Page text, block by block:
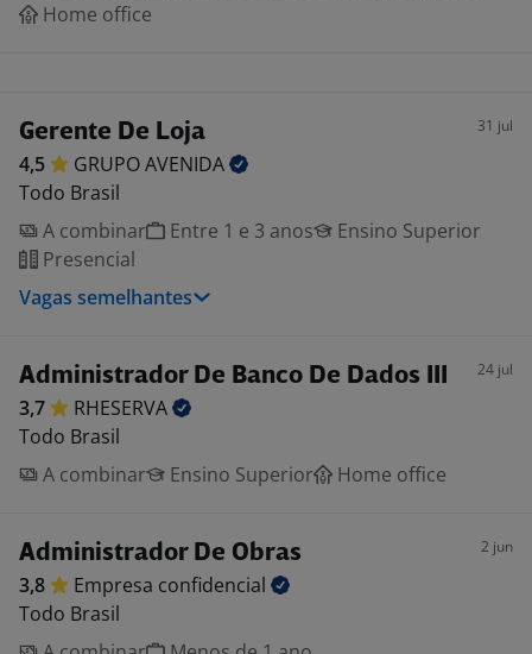
Home office
Gerente De Loja 31 jul
4,5 GRUPOAVENIDA
Todo Brasil
A combinar
Entre 1 e 3 anos
Ensino Superior
Presencial
Vagas semelhantes
Administrador De Banco De Dados III 24 jul
3,7
RHESERVA
Todo Brasil
A combinar
Ensino Superior Home office
Administrador De Obras 2 jun
3,8 Empresa confidencial
Todo Brasil